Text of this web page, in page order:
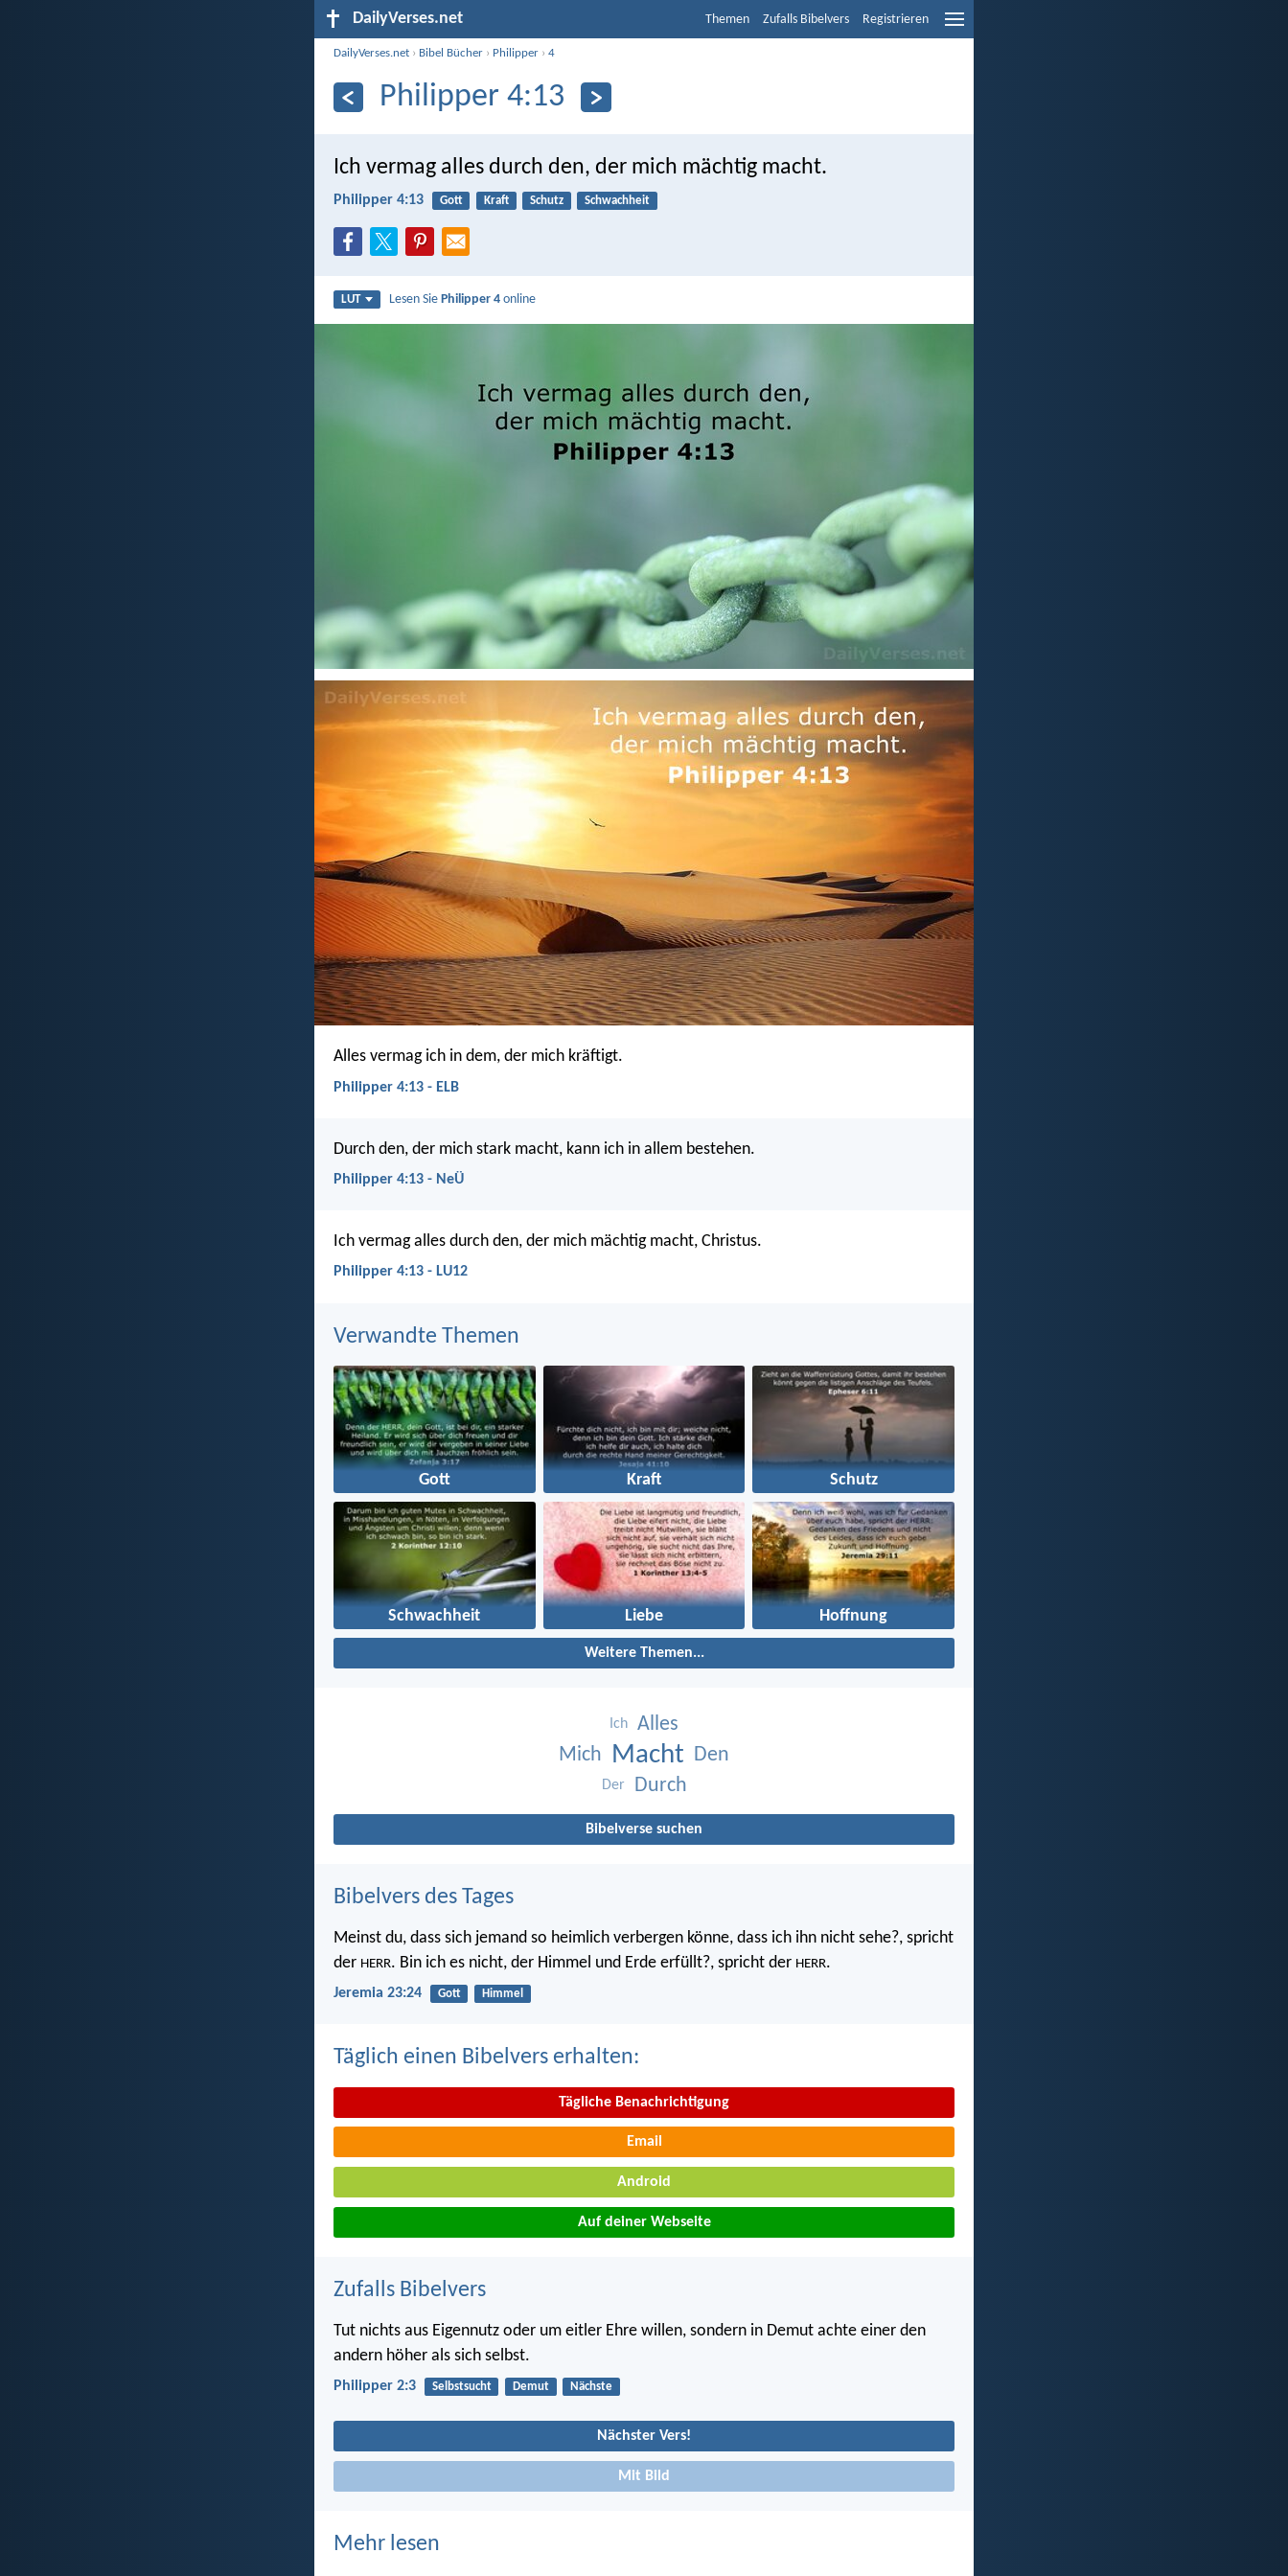
DailyVerses.net Themen Zufalls Bibelvers Registrieren
DailyVerses.net › Bibel Bücher › Philipper ›4
Philipper 4:13
Ich vermag alles durch den, der mich mächtig macht.
Philipper 4:13 Gott Kraft Schutz Schwachheit
LUT Lesen SiePhilipper 4 online
Alles vermag ich in dem, der mich kräftigt.
Philipper 4:13 - ELB
Durch den, der mich stark macht, kann ich in allem bestehen.
Philipper 4:13 - NeÜ
Ich vermag alles durch den, der mich mächtig macht, Christus.
Philipper 4:13 - LU12
Verwandte Themen
Gott Kraft Schutz
Schwachheit Liebe Hoffnung
Weitere Themen...
Ich
Alles
Mich
Macht Den
Der Durch
Bibelverse suchen
Bibelvers des Tages
Meinst du, dass sich jemand so heimlich verbergen könne, dass ich ihn nicht sehe?, spricht
der HERR. Bin ich es nicht, der Himmel und Erde erfüllt?, spricht der HERR.
Jeremia 23:24 Gott Himmel
Täglich einen Bibelvers erhalten:
Tägliche Benachrichtigung
Email
Android
Auf deiner Webseite
Zufalls Bibelvers
Tut nichts aus Eigennutz oder um eitler Ehre willen, sondern in Demut achte einer den
andern höher als sich selbst.
Philipper 2:3 Selbstsucht Demut Nächste
Nächster Vers!
Mit Bild
Mehr lesen